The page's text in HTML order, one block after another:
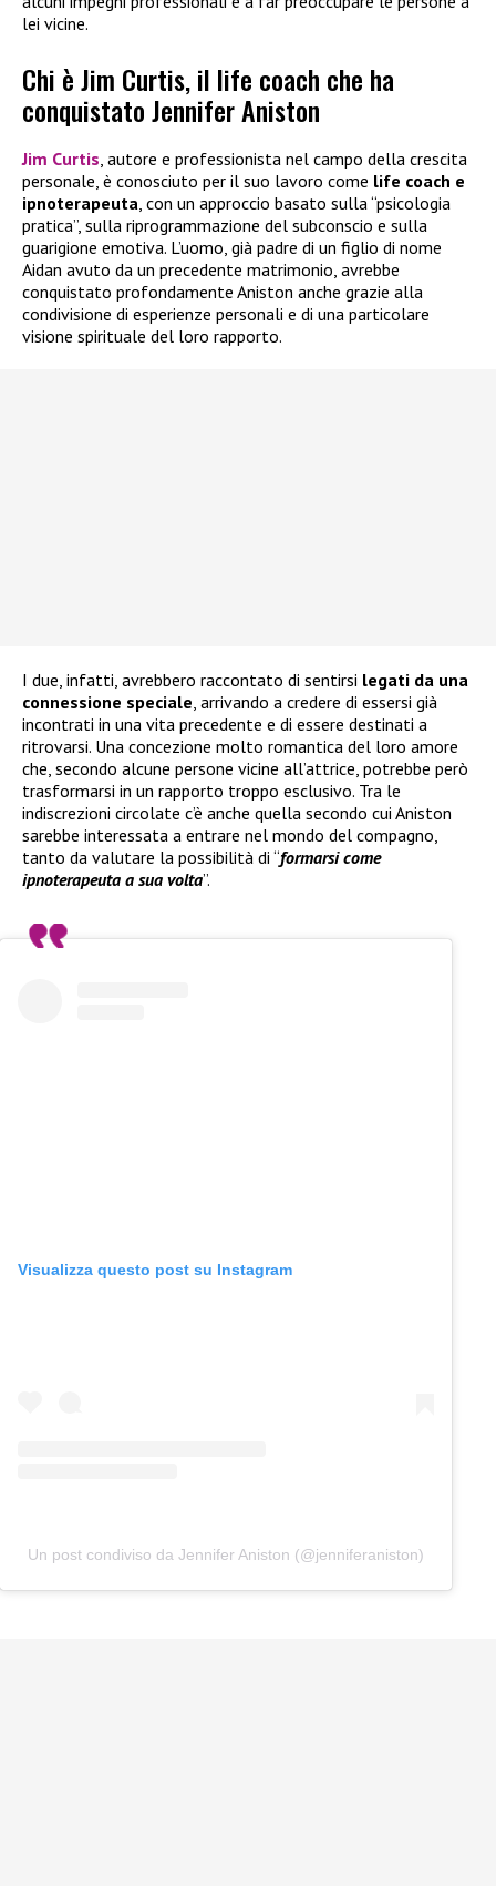
lei vicine.
Chi è Jim Curtis, il life coach che ha
conquistato Jennifer Aniston
Jim Curtis, autore e professionista nel campo della crescita
personale, è conosciuto per il suo lavoro come life coach e
ipnoterapeuta, con un approccio basato sulla “psicologia
pratica”, sulla riprogrammazione del subconscio e sulla
guarigione emotiva. L’uomo, già padre di un figlio di nome
Aidan avuto da un precedente matrimonio, avrebbe
conquistato profondamente Aniston anche grazie alla
condivisione di esperienze personali e di una particolare
visione spirituale del loro rapporto.
I due, infatti, avrebbero raccontato di sentirsi legati da una
connessione speciale, arrivando a credere di essersi già
incontrati in una vita precedente e di essere destinati a
ritrovarsi. Una concezione molto romantica del loro amore
che, secondo alcune persone vicine all’attrice, potrebbe però
trasformarsi in un rapporto troppo esclusivo. Tra le
indiscrezioni circolate c’è anche quella secondo cui Aniston
sarebbe interessata a entrare nel mondo del compagno,
tanto da valutare la possibilità di “formarsi come
ipnoterapeuta a sua volta”.
Visualizza questo post su Instagram
Un post condiviso da Jennifer Aniston (@jenniferaniston)